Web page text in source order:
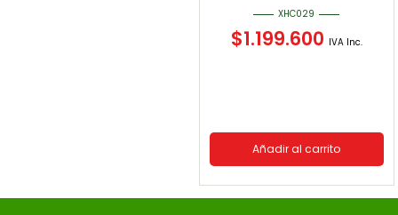
XHC029
$1.199.600 IVA Inc.
Añadir al carrito